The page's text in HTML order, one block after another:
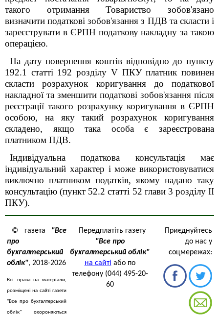
такого отримання Товариство зобов'язано
визначити податкові зобов'язання з ПДВ та скласти і
зареєструвати в ЄРПН податкову накладну за такою
операцією.
На дату повернення коштів відповідно до пункту
192.1 статті 192 розділу V ПКУ платник повинен
скласти розрахунок коригування до податкової
накладної та зменшити податкові зобов'язання після
реєстрації такого розрахунку коригування в ЄРПН
особою, на яку такий розрахунок коригування
складено, якщо така особа є зареєстрована
платником ПДВ.
Індивідуальна податкова консультація має
індивідуальний характер і може використовуватися
виключно платником податків, якому надано таку
консультацію (пункт 52.2 статті 52 глави 3 розділу II
ПКУ).
© газета "Все
про
бухгалтерський
облік", 2018-2026
Всі права на матеріали,
розміщені на сайті газети
"Все про бухгалтерський
облік" охороняються
Передплатіть газету
"Все про
бухгалтерський облік"
на сайті або по
телефону (044) 495-20-
60
Приєднуйтесь
до нас у
соцмережах: